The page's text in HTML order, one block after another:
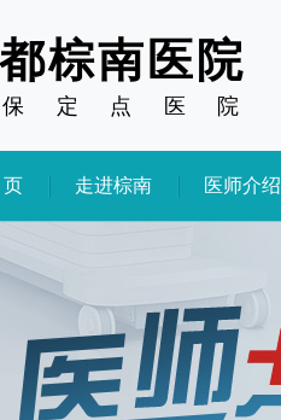
棕南医院
保 定 点 医 院
页 走进棕南 医师介绍